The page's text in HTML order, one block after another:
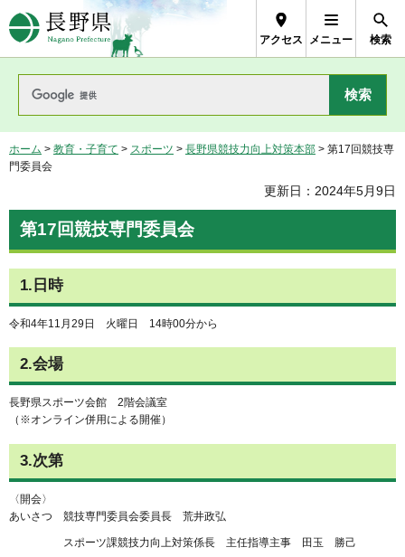
長野県Nagano Prefecture
アクセス メニュー 検索
ホーム > 教育・子育て > スポーツ > 長野県競技力向上対策本部 > 第17回競技専
門委員会
更新日：2024年5月9日
第17回競技専門委員会
1.日時
令和4年11月29日 火曜日 14時00分から
2.会場
長野県スポーツ会館 2階会議室
（※オンライン併用による開催）
3.次第
〈開会〉
あいさつ 競技専門委員会委員長 荒井政弘
スポーツ課競技力向上対策係長 主任指導主事 田玉 勝己